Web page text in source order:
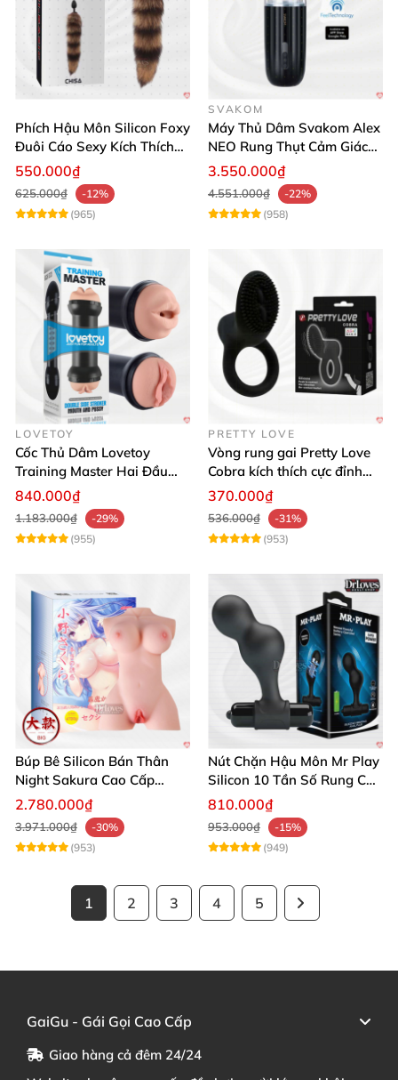
Phích Hậu Môn Silicon Foxy
Đuôi Cáo Sexy Kích Thích
Đỉnh Cao
550.000₫
625.000₫
-12%
(965)
SVAKOM
Máy Thủ Dâm Svakom Alex
NEO Rung Thụt Cảm Giác
Thật, App Điều Khiển
3.550.000₫
4.551.000₫
-22%
(958)
LOVETOY
Cốc Thủ Dâm Lovetoy
Training Master Hai Đầu
Siêu Thật, Tăng Khoái Cảm
840.000₫
1.183.000₫
-29%
(955)
PRETTY LOVE
Vòng rung gai Pretty Love
Cobra kích thích cực đỉnh
trải nghiệm
370.000₫
536.000₫
-31%
(953)
Búp Bê Silicon Bán Thân
Night Sakura Cao Cấp
Rung Đa Chức Năng
2.780.000₫
3.971.000₫
-30%
(953)
Nút Chặn Hậu Môn Mr Play
Silicon 10 Tần Số Rung Cao
Cấp
810.000₫
953.000₫
-15%
(949)
1 2 3 4 5
GaiGu - Gái Gọi Cao Cấp
Giao hàng cả đêm 24/24